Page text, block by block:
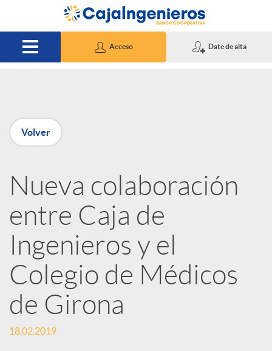
Saltar al contenido principal
Acceso Date de alta
P
u
b
l
i
c
Volver
Nueva colaboración
entre Caja de
Ingenieros y el
Colegio de Médicos
de Girona
18.02.2019